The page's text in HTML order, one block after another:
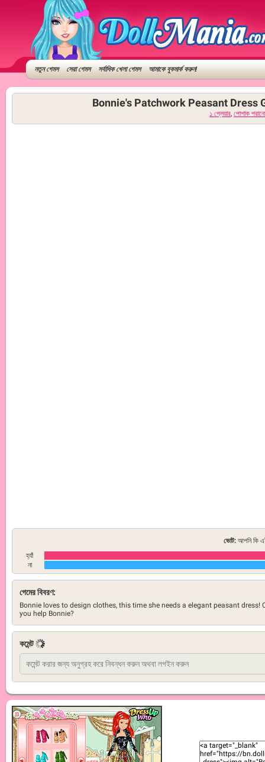
নতুন গেমস সেরা গেমস সর্বাধিক খেলা গেমস আমাকে বুকমার্ক করুন!
Bonnie's Patchwork Peasant Dress
১ প্লেয়ার, পোশাক পরানো
ভোট: আপনি কি
হ্যাঁ
না
গেমের বিবরণ:
Bonnie loves to design clothes, this time she needs a elegant peasant dress!
you help Bonnie?
কমেন্ট